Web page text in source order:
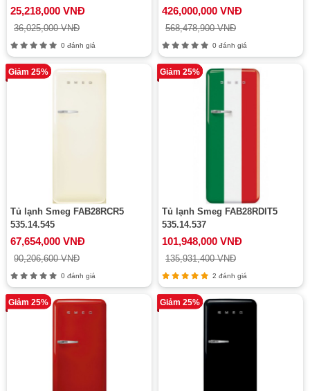
25,218,000 VNĐ
36,025,000 VNĐ
0 đánh giá
426,000,000 VNĐ
568,478,900 VNĐ
0 đánh giá
Giảm 25%
Tủ lạnh Smeg FAB28RCR5
535.14.545
67,654,000 VNĐ
90,206,600 VNĐ
0 đánh giá
Giảm 25%
Tủ lạnh Smeg FAB28RDIT5
535.14.537
101,948,000 VNĐ
135,931,400 VNĐ
2 đánh giá
Giảm 25% Giảm 25%